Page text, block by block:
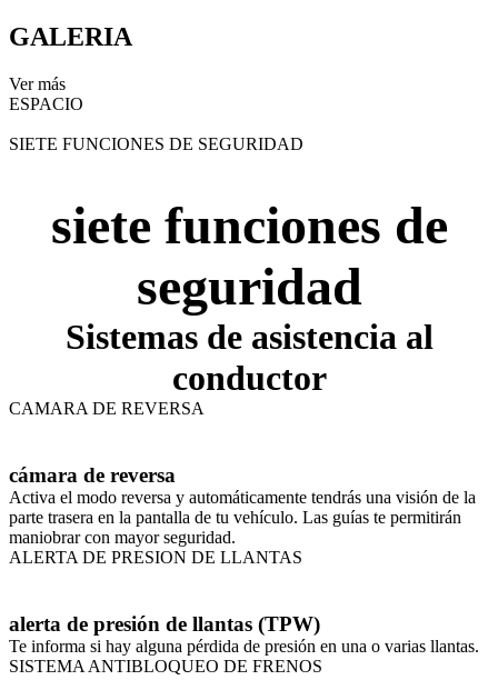
GALERIA
Ver más
ESPACIO
SIETE FUNCIONES DE SEGURIDAD
siete funciones de
seguridad
Sistemas de asistencia al
conductor
CAMARA DE REVERSA
cámara de reversa
Activa el modo reversa y automáticamente tendrás una visión de la
parte trasera en la pantalla de tu vehículo. Las guías te permitirán
maniobrar con mayor seguridad.
ALERTA DE PRESION DE LLANTAS
alerta de presión de llantas (TPW)
Te informa si hay alguna pérdida de presión en una o varias llantas.
SISTEMA ANTIBLOQUEO DE FRENOS